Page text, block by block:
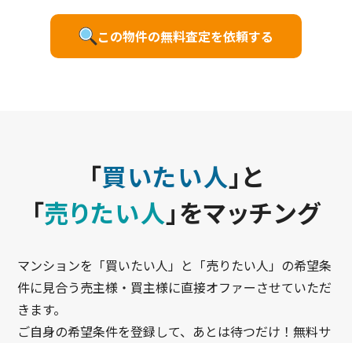
この物件の無料査定を依頼する
「買いたい人」と
「売りたい人」をマッチング
マンションを「買いたい人」と「売りたい人」の希望条
件に見合う売主様・買主様に直接オファーさせていただ
きます。
ご自身の希望条件を登録して、あとは待つだけ！無料サ